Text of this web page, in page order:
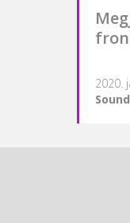
2020.
Sound